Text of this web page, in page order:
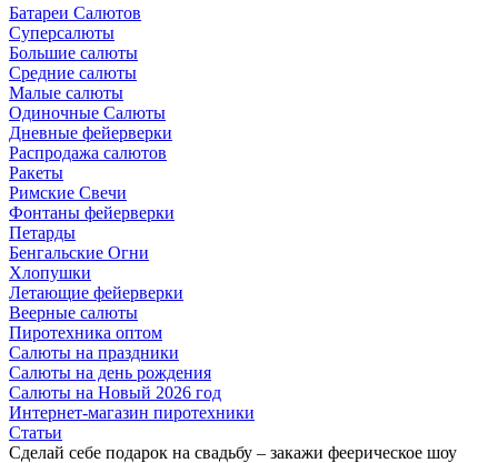
Батареи Салютов
Суперсалюты
Большие салюты
Средние салюты
Малые салюты
Одиночные Салюты
Дневные фейерверки
Распродажа салютов
Ракеты
Римские Свечи
Фонтаны фейерверки
Петарды
Бенгальские Огни
Хлопушки
Летающие фейерверки
Веерные салюты
Пиротехника оптом
Салюты на праздники
Салюты на день рождения
Салюты на Новый 2026 год
Интернет-магазин пиротехники
Cтатьи
Сделай себе подарок на свадьбу – закажи феерическое шоу